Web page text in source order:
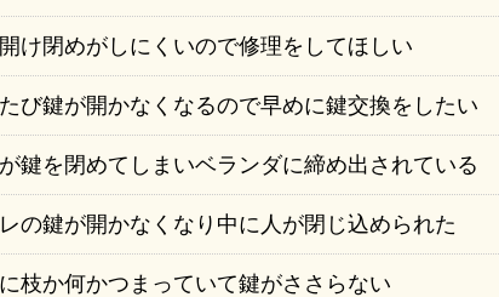
け閉めがしにくいので修理をしてほしい
び鍵が開かなくなるので早めに鍵交換をしたい
鍵を閉めてしまいベランダに締め出されている
レの鍵が開かなくなり中に人が閉じ込められた
枝か何かつまっていて鍵がささらない